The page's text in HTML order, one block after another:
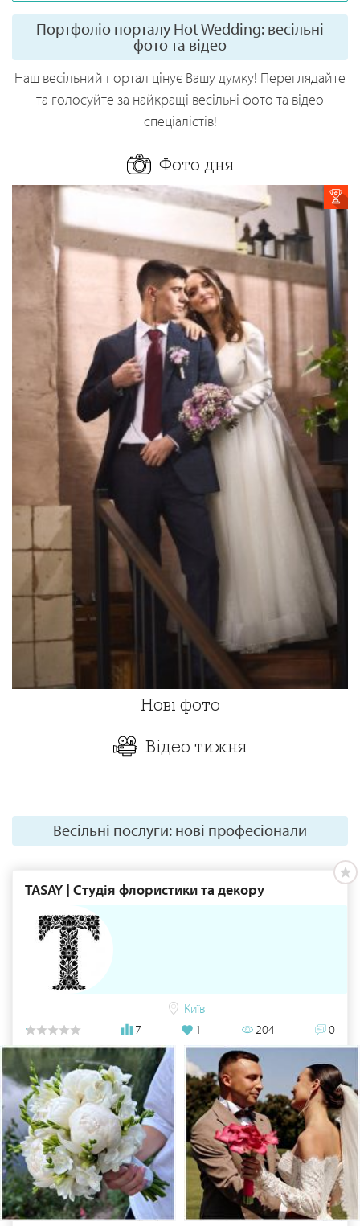
Портфоліо порталу Hot Wedding: весільні
фото та відео
Наш весільний портал цінує Вашу думку! Переглядайте
та голосуйте за найкращі весільні фото та відео
спеціалістів!
Нові фото
Фото дня
Відео тижня
Весільні послуги: нові професіонали
TASAY | Студія флористики та декору
Київ
7
1 204 0